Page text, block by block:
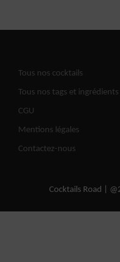
Tous nos cocktails
Tous nos tags et ingrédients
CGU
Mentions légales
Contactez-nous
Cocktails Road |